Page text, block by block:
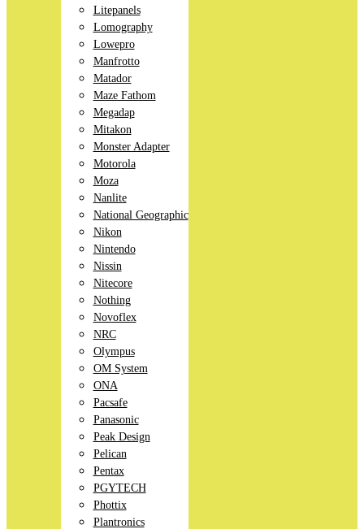
Litepanels
Lomography
Lowepro
Manfrotto
Matador
Maze Fathom
Megadap
Mitakon
Monster Adapter
Motorola
Moza
Nanlite
National Geographic
Nikon
Nintendo
Nissin
Nitecore
Nothing
Novoflex
NRC
Olympus
OM System
ONA
Pacsafe
Panasonic
Peak Design
Pelican
Pentax
PGYTECH
Phottix
Plantronics